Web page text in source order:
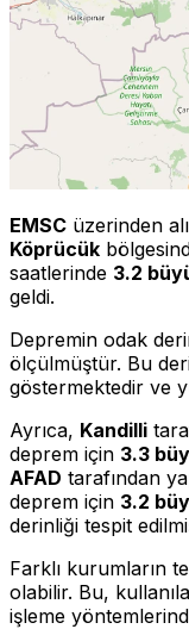
EMSC üzerinden
Köprücük
saatlerinde 3.2
geldi.
Depremin odak
ölçülmüştür. Bu
göstermektedir ve
Ayrıca, Kandilli
deprem için 3.3
AFAD tarafından
deprem için 3.2
derinliği tespit
Farklı kurumların
olabilir. Bu,
işleme